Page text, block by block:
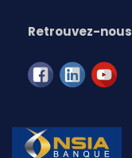
Retrouvez-nous